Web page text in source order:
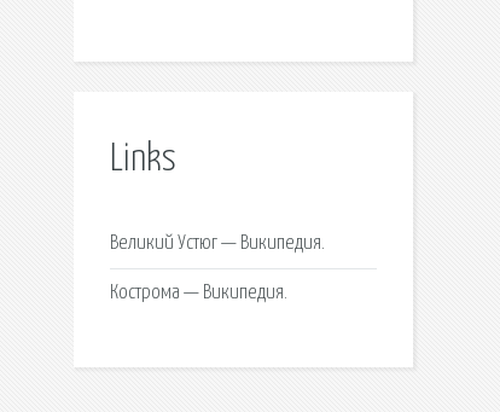
Links
Великий Устюг — Википедия.
Кострома — Википедия.